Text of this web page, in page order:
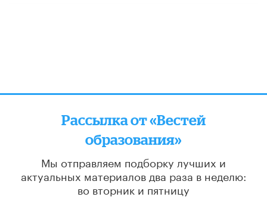
Рассылка от «Вестей
образования»
Мы отправляем подборку лучших и
актуальных материалов два раза в неделю:
во вторник и пятницу